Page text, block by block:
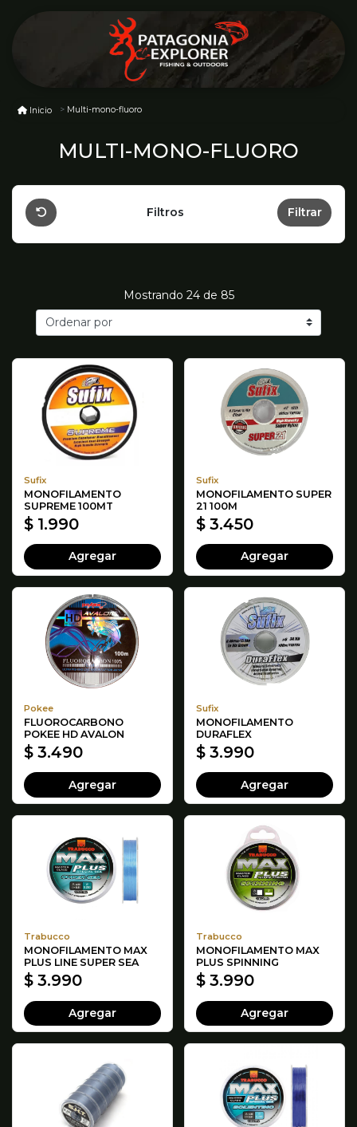
Inicio Multi-mono-fluoro
MULTI-MONO-FLUORO
Filtros Filtrar
Mostrando 24de 85
Sufix
MONOFILAMENTO
SUPREME 100MT
$ 1.990
Agregar
Sufix
MONOFILAMENTO SUPER
21 100M
$ 3.450
Agregar
Pokee
FLUOROCARBONO
POKEE HD AVALON
$ 3.490
Agregar
Sufix
MONOFILAMENTO
DURAFLEX
$ 3.990
Agregar
Trabucco
MONOFILAMENTO MAX
PLUS LINE SUPER SEA
$ 3.990
Agregar
Trabucco
MONOFILAMENTO MAX
PLUS SPINNING
$ 3.990
Agregar